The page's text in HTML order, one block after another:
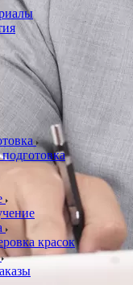
красок